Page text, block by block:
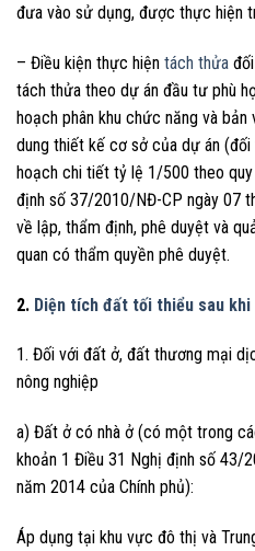
đưa vào sử dụng, được thực hiện
– Điều kiện thực hiện tách thửa
tách thửa theo dự án đầu tư phù
hoạch phân khu chức năng và
dung thiết kế cơ sở của dự án
hoạch chi tiết tỷ lệ 1/500 theo
định số 37/2010/NĐ-CP ngày 07
về lập, thẩm định, phê duyệt và
quan có thẩm quyền phê duyệt.
2. Diện tích đất tối thiểu sau
1. Đối với đất ở, đất thương mại
nông nghiệp
a) Đất ở có nhà ở (có một trong
khoản 1 Điều 31 Nghị định số 43/
năm 2014 của Chính phủ):
Áp dụng tại khu vực đô thị và